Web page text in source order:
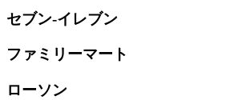
セブン-イレブン
ファミリーマート
ローソン